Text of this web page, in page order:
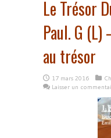
Le Trésor
Paul. G (L)
au trésor
17 mars 2016
Laisser un